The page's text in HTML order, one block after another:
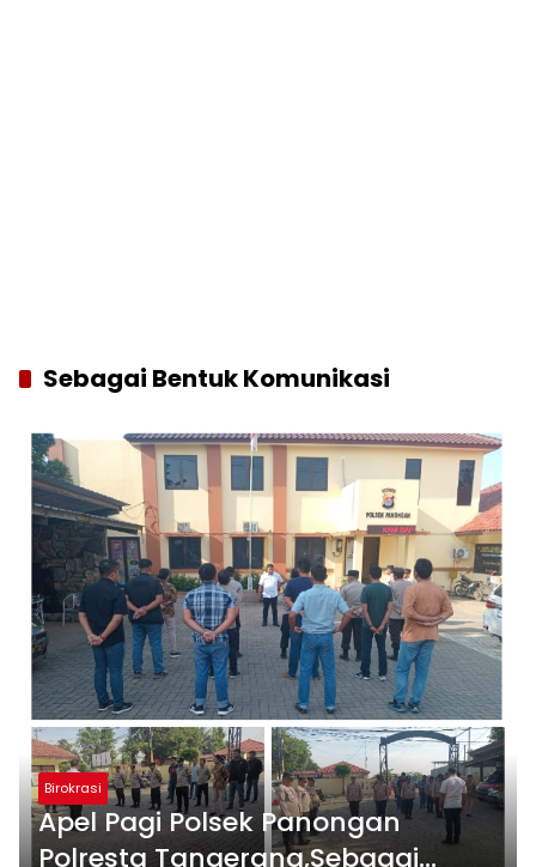
Sebagai Bentuk Komunikasi
Birokrasi
Apel Pagi Polsek Panongan
Polresta Tangerang,Sebagai